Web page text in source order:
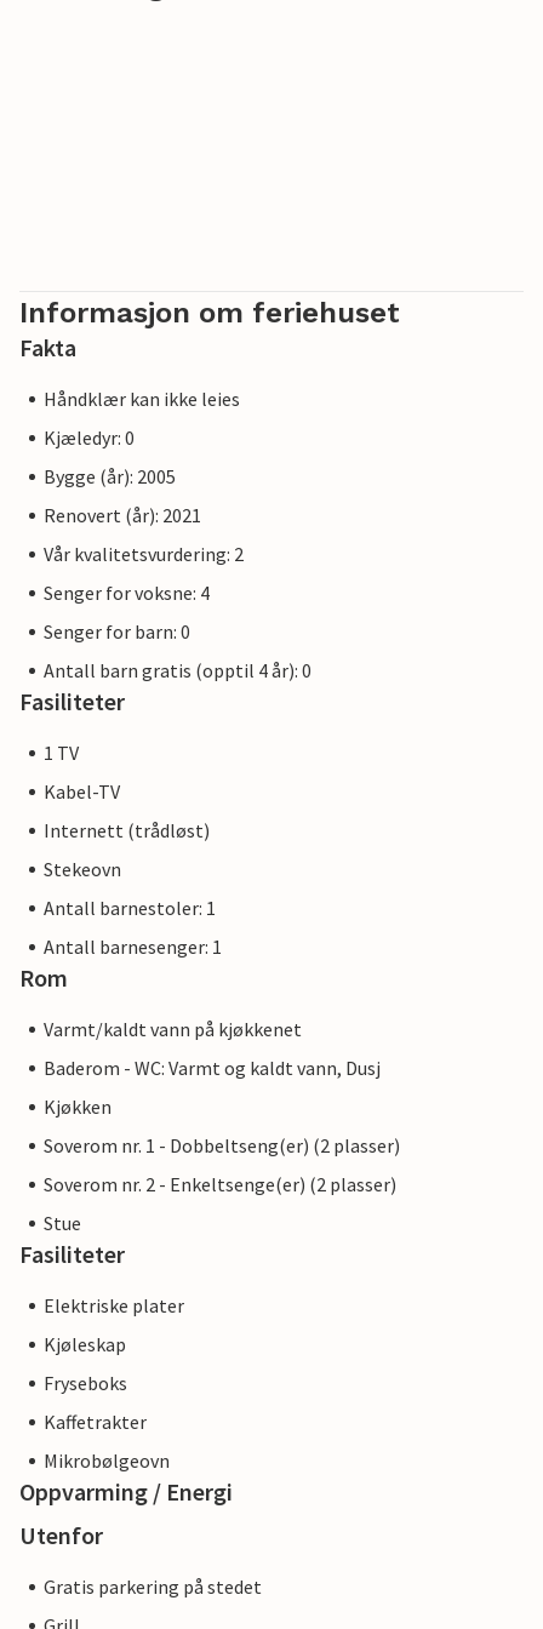
Informasjon om feriehuset
Fakta
Håndklær kan ikke leies
Kjæledyr: 0
Bygge (år): 2005
Renovert (år): 2021
Vår kvalitetsvurdering: 2
Senger for voksne: 4
Senger for barn: 0
Antall barn gratis (opptil 4 år): 0
Fasiliteter
1 TV
Kabel-TV
Internett (trådløst)
Stekeovn
Antall barnestoler: 1
Antall barnesenger: 1
Rom
Varmt/kaldt vann på kjøkkenet
Baderom - WC: Varmt og kaldt vann, Dusj
Kjøkken
Soverom nr. 1 - Dobbeltseng(er) (2 plasser)
Soverom nr. 2 - Enkeltsenge(er) (2 plasser)
Stue
Fasiliteter
Elektriske plater
Kjøleskap
Fryseboks
Kaffetrakter
Mikrobølgeovn
Oppvarming / Energi
Utenfor
Gratis parkering på stedet